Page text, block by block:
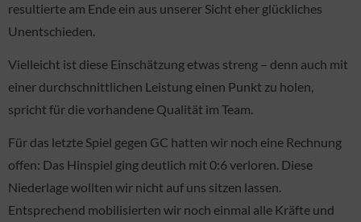
resultierte am Ende ein aus unserer Sicht eher glückliches
Unentschieden.
Vielleicht ist diese Einschätzung etwas streng – denn auch mit
einer durchschnittlichen Leistung einen Punkt zu holen,
spricht für die vorhandene Qualität im Team.
Für das letzte Spiel gegen GC hatten wir noch eine Rechnung
offen: Das Hinspiel ging deutlich mit 0:6 verloren. Diese
Niederlage wollten wir nicht auf uns sitzen lassen.
Entsprechend mobilisierten wir noch einmal alle Kräfte und